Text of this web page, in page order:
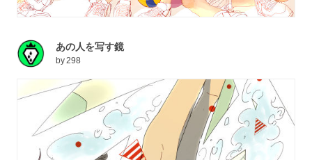
あの人を写す鏡
by298